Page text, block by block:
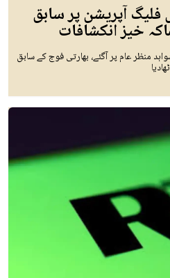
آپریشن پر سابق
خیز انکشافات
منظر عام پر آگئے، بھارتی فوج کے سابق